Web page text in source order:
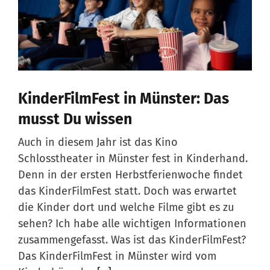
KinderFilmFest in Münster: Das
musst Du wissen
Auch in diesem Jahr ist das Kino
Schlosstheater in Münster fest in Kinderhand.
Denn in der ersten Herbstferienwoche findet
das KinderFilmFest statt. Doch was erwartet
die Kinder dort und welche Filme gibt es zu
sehen? Ich habe alle wichtigen Informationen
zusammengefasst. Was ist das KinderFilmFest?
Das KinderFilmFest in Münster wird vom